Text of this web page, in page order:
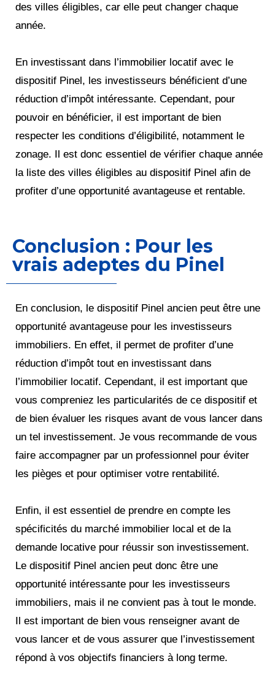
des villes éligibles, car elle peut changer chaque
année.
En investissant dans l’immobilier locatif avec le
dispositif Pinel, les investisseurs bénéficient d’une
réduction d’impôt intéressante. Cependant, pour
pouvoir en bénéficier, il est important de bien
respecter les conditions d’éligibilité, notamment le
zonage. Il est donc essentiel de vérifier chaque année
la liste des villes éligibles au dispositif Pinel afin de
profiter d’une opportunité avantageuse et rentable.
Conclusion : Pour les
vrais adeptes du Pinel
En conclusion, le dispositif Pinel ancien peut être une
opportunité avantageuse pour les investisseurs
immobiliers. En effet, il permet de profiter d’une
réduction d’impôt tout en investissant dans
l’immobilier locatif. Cependant, il est important que
vous compreniez les particularités de ce dispositif et
de bien évaluer les risques avant de vous lancer dans
un tel investissement. Je vous recommande de vous
faire accompagner par un professionnel pour éviter
les pièges et pour optimiser votre rentabilité.
Enfin, il est essentiel de prendre en compte les
spécificités du marché immobilier local et de la
demande locative pour réussir son investissement.
Le dispositif Pinel ancien peut donc être une
opportunité intéressante pour les investisseurs
immobiliers, mais il ne convient pas à tout le monde.
Il est important de bien vous renseigner avant de
vous lancer et de vous assurer que l’investissement
répond à vos objectifs financiers à long terme.